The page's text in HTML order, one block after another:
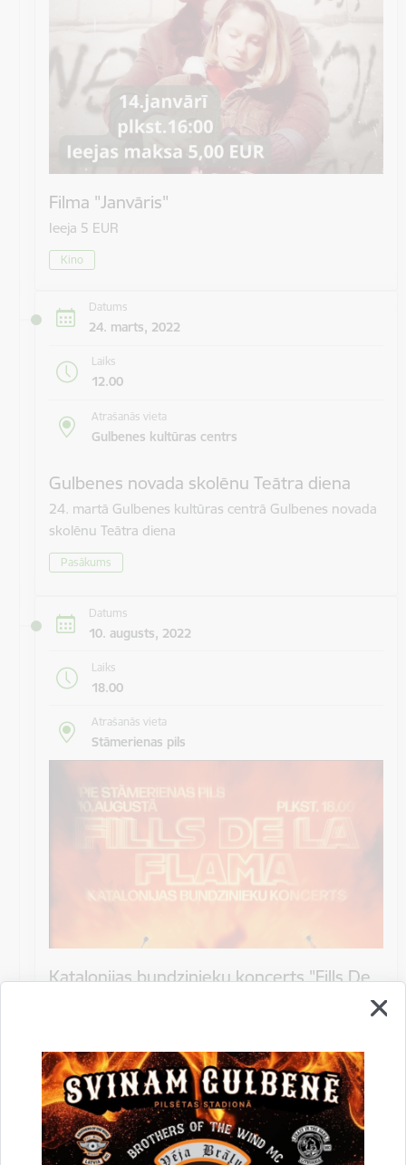
Filma "Janvāris"
Ieeja 5 EUR
Kino
Datums
24. marts, 2022
Laiks
12.00
Atrašanās vieta
Gulbenes kultūras centrs
Gulbenes novada skolēnu Teātra diena
24. martā Gulbenes kultūras centrā Gulbenes novada
skolēnu Teātra diena
Pasākums
Datums
10. augusts, 2022
Laiks
18.00
Atrašanās vieta
Stāmerienas pils
Katalonijas bundzinieku koncerts "Fills De
Koncerts
Datums
12. novembris, 2022